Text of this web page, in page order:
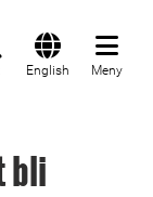
English Meny
bli